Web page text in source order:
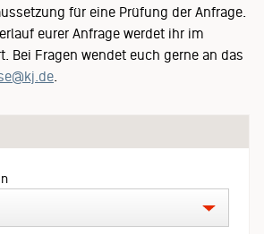
für eine Prüfung der Anfrage.
eurer Anfrage werdet ihr im
Bei Fragen wendet euch gerne an das